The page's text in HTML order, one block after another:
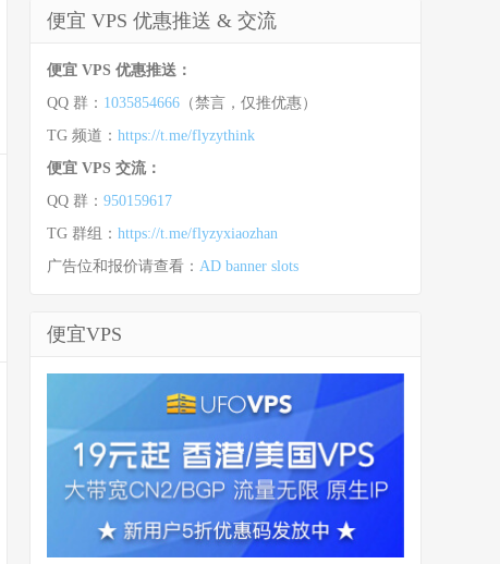
便宜 VPS 优惠推送 & 交流
便宜 VPS 优惠推送：
QQ 群： 1035854666 （禁言，仅推优惠）
TG 频道： https://t.me/flyzythink
便宜 VPS 交流：
QQ 群： 950159617
TG 群组： https://t.me/flyzyxiaozhan
广告位和报价请查看： AD banner slots
便宜VPS